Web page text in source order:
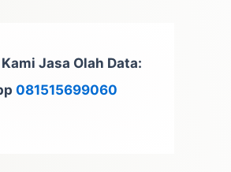
Jasa Olah Data:
081515699060